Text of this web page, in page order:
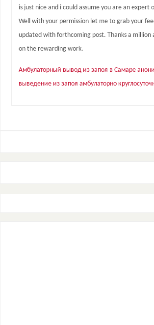
is just nice and i could assume you are an expert
Well with your permission let me to grab your
updated with forthcoming post. Thanks a million
on the rewarding work.
Амбулаторный вывод из запоя в Самаре
выведение из запоя амбулаторно